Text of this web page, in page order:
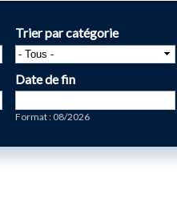
Trier par catégorie
Date de fin
Format : 08/2026